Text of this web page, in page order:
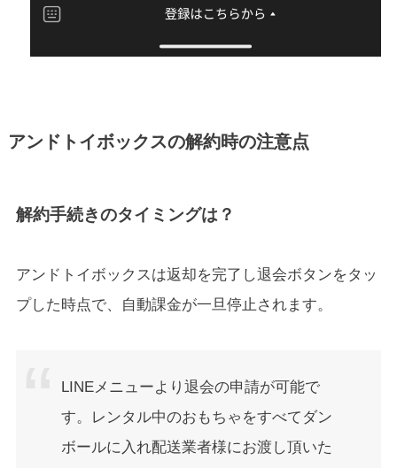
アンドトイボックスの解約時の注意点
解約手続きのタイミングは？
アンドトイボックスは返却を完了し退会ボタンをタッ
プした時点で、自動課金が一旦停止されます。
LINEメニューより退会の申請が可能で
す。レンタル中のおもちゃをすべてダン
ボールに入れ配送業者様にお渡し頂いた